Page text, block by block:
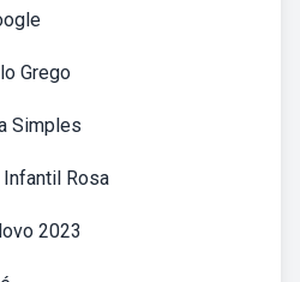
Grego
Simples
Rosa
2023